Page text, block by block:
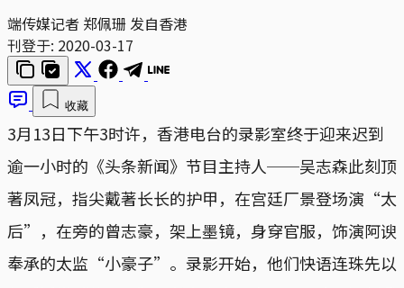
端传媒记者 郑佩珊 发自香港
刊登于: 2020-03-17
收藏
3月13日下午3时许，香港电台的录影室终于迎来迟到
逾一小时的《头条新闻》节目主持人──吴志森此刻顶
著凤冠，指尖戴著长长的护甲，在宫廷厂景登场演“太
后”，在旁的曾志豪，架上墨镜，身穿官服，饰演阿谀
奉承的太监“小豪子”。录影开始，他们快语连珠先以